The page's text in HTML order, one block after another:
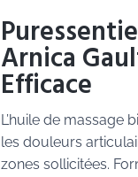
Arnica
Efficace
L’huile de massage
les douleurs
zones sollicitées.